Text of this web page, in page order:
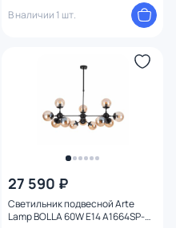
В наличии 1 шт.
27 590 ₽
Светильник подвесной Arte
Lamp BOLLA 60W E14 A1664SP-